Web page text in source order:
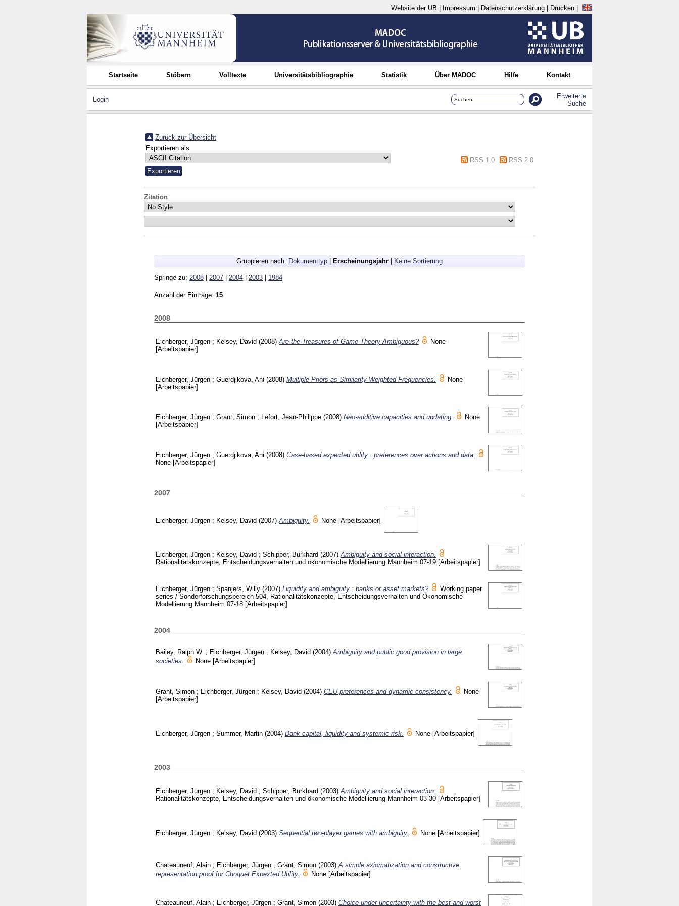
Website der UB Impressum Datenschutzerklärung Drucken
Startseite Stöbern Volltexte Universitätsbibliographie Statistik Über MADOC Hilfe Kontakt
Login
Erweiterte
Suche
Zurück zur Übersicht
Exportieren als
RSS 1.0
RSS 2.0
Zitation
Gruppieren nach: Dokumenttyp Erscheinungsjahr Keine Sortierung
Springe zu: 2008 2007 2004 2003 1984
Anzahl der Einträge: 15
2008
Eichberger, Jürgen ; Kelsey, David (2008) Are the Treasures of Game Theory Ambiguous?
None
[Arbeitspapier]
Eichberger, Jürgen ; Guerdjikova, Ani (2008) Multiple Priors as Similarity Weighted Frequencies.
None
[Arbeitspapier]
Eichberger, Jürgen ; Grant, Simon ; Lefort, Jean-Philippe (2008) Neo-additive capacities and updating.
None
[Arbeitspapier]
Eichberger, Jürgen ; Guerdjikova, Ani (2008) Case-based expected utility : preferences over actions and data.
None [Arbeitspapier]
2007
Eichberger, Jürgen ; Kelsey, David (2007) Ambiguity. None [Arbeitspapier]
Eichberger, Jürgen ; Kelsey, David ; Schipper, Burkhard (2007) Ambiguity and social interaction.
Rationalitätskonzepte, Entscheidungsverhalten und ökonomische Modellierung Mannheim 07-19 [Arbeitspapier]
Eichberger, Jürgen ; Spanjers, Willy (2007) Liquidity and ambiguity : banks or asset markets?
Working paper
series / Sonderforschungsbereich 504, Rationalitätskonzepte, Entscheidungsverhalten und Ökonomische
Modellierung Mannheim 07-18 [Arbeitspapier]
2004
Bailey, Ralph W. ; Eichberger, Jürgen ; Kelsey, David (2004)Ambiguity and public good provision in large
societies.
None [Arbeitspapier]
Grant, Simon ; Eichberger, Jürgen ; Kelsey, David (2004) CEU preferences and dynamic consistency.
None
[Arbeitspapier]
Eichberger, Jürgen ; Summer, Martin (2004) Bank capital, liquidity and systemic risk. None [Arbeitspapier]
2003
Eichberger, Jürgen ; Kelsey, David ; Schipper, Burkhard (2003) Ambiguity and social interaction.
Rationalitätskonzepte, Entscheidungsverhalten und ökonomische Modellierung Mannheim 03-30 [Arbeitspapier]
Eichberger, Jürgen ; Kelsey, David (2003) Sequential two-player games with ambiguity. None [Arbeitspapier]
Chateauneuf, Alain ; Eichberger, Jürgen ; Grant, Simon (2003)A simple axiomatization and constructive
representation proof for Choquet Expexted Utility.
None [Arbeitspapier]
Chateauneuf, Alain ; Eichberger, Jürgen ; Grant, Simon (2003) Choice under uncertainty with the best and worst